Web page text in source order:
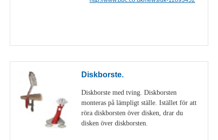
Diskborste.
Diskborste med tving. Diskborsten
monteras på lämpligt ställe. Istället för att
röra diskborsten över disken, drar du
disken över diskborsten.